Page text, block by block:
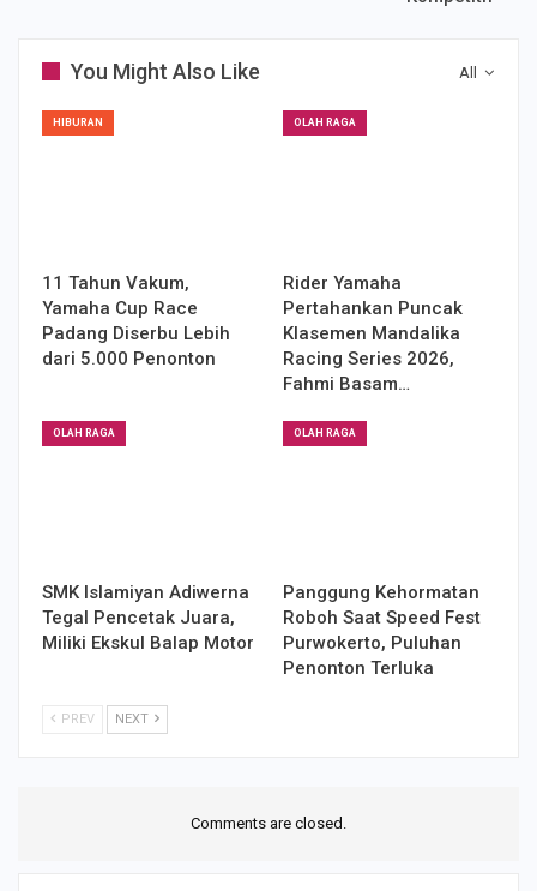
All
You Might Also Like
HIBURAN
11 Tahun Vakum,
Yamaha Cup Race
Padang Diserbu Lebih
dari 5.000 Penonton
OLAH RAGA
Rider Yamaha
Pertahankan Puncak
Klasemen Mandalika
Racing Series 2026,
Fahmi Basam…
OLAH RAGA
SMK Islamiyan Adiwerna
Tegal Pencetak Juara,
Miliki Ekskul Balap Motor
OLAH RAGA
Panggung Kehormatan
Roboh Saat Speed Fest
Purwokerto, Puluhan
Penonton Terluka
PREV NEXT
Comments are closed.